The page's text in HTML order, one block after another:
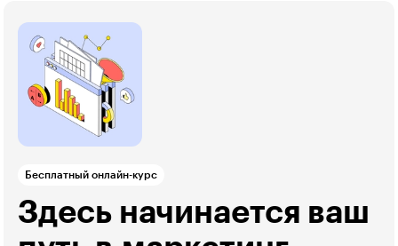
Бесплатный онлайн-курс
Здесь начинается ваш